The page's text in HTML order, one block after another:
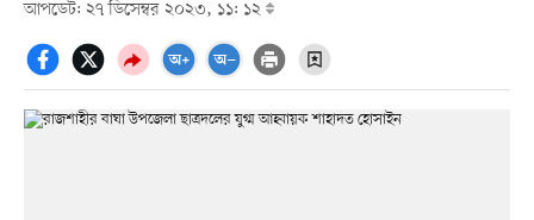
আপডেট: ২৭ ডিসেম্বর ২০২৩, ১১: ১২